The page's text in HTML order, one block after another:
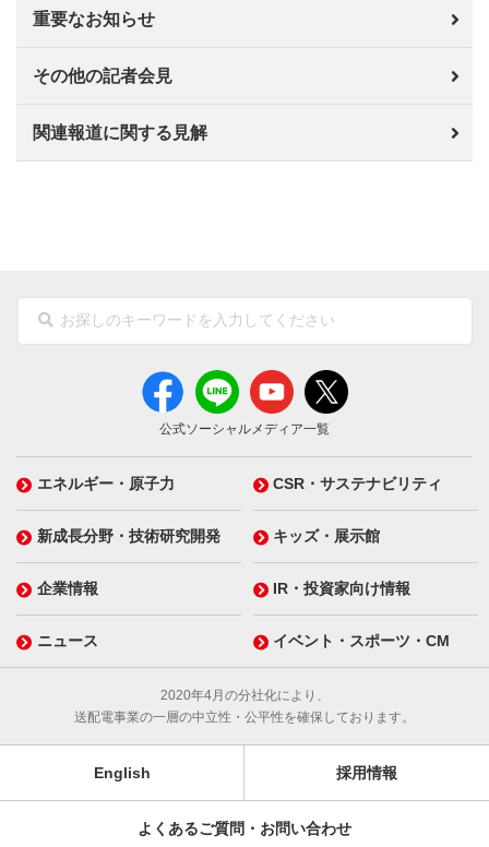
重要なお知らせ
その他の記者会見
関連報道に関する見解
公式ソーシャルメディア一覧
エネルギー・原子力 CSR・サステナビリティ
新成長分野・技術研究開発 キッズ・展示館
企業情報 IR・投資家向け情報
ニュース イベント・スポーツ・CM
2020年4月の分社化により、
送配電事業の一層の中立性・公平性を確保しております。
English 採用情報
よくあるご質問・お問い合わせ